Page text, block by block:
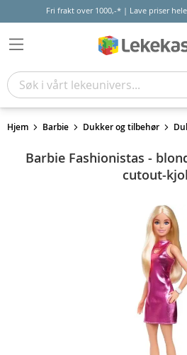
Fri frakt over 1000,-* | Lave priser
Hjem Barbie Dukker og tilbehør
Barbie Fashionistas -
cutout-